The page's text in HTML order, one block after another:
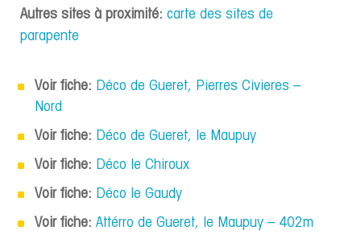
Autres sites à proximité: carte des sites de
parapente
Voir fiche: Déco de Gueret, Pierres Civieres –
Nord
Voir fiche: Déco de Gueret, le Maupuy
Voir fiche: Déco le Chiroux
Voir fiche: Déco le Gaudy
Voir fiche: Attérro de Gueret, le Maupuy – 402m